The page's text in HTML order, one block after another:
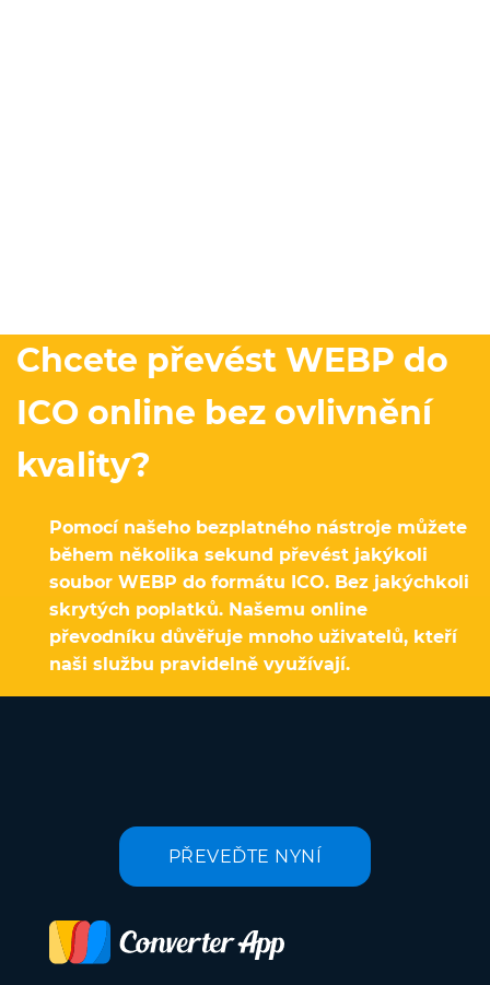
Chcete převést WEBP do
ICO online bez ovlivnění
kvality?
Pomocí našeho bezplatného nástroje můžete
během několika sekund převést jakýkoli
soubor WEBP do formátu ICO. Bez jakýchkoli
skrytých poplatků. Našemu online
převodníku důvěřuje mnoho uživatelů, kteří
naši službu pravidelně využívají.
PŘEVEĎTE NYNÍ